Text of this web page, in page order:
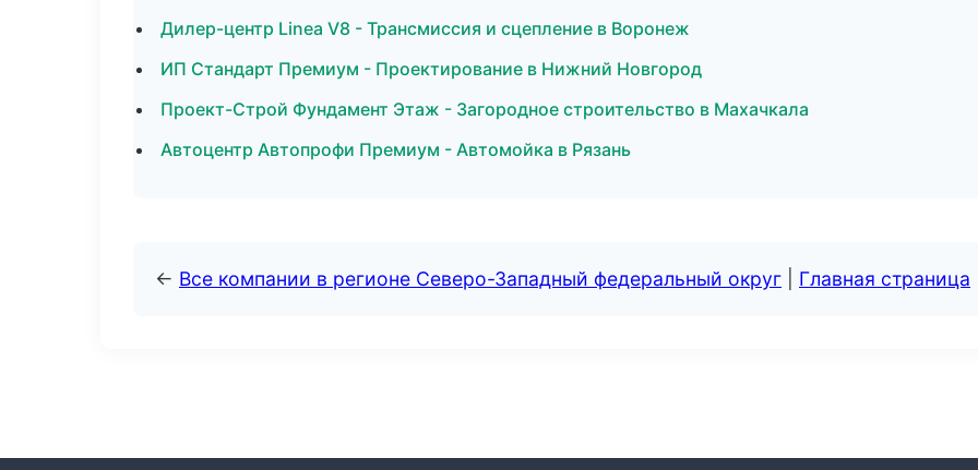
Дилер-центр Linea V8 - Трансмиссия и сцепление в Воронеж
ИП Стандарт Премиум - Проектирование в Нижний Новгород
Проект-Строй Фундамент Этаж - Загородное строительство в Махачкала
Автоцентр Автопрофи Премиум - Автомойка в Рязань
← Все компании в регионе Северо-Западный федеральный округ Главная страница